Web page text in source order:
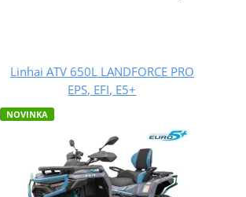
Linhai ATV 650L LANDFORCE PRO
EPS, EFI, E5+
NOVINKA